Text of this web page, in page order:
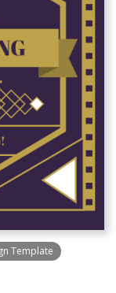
Template